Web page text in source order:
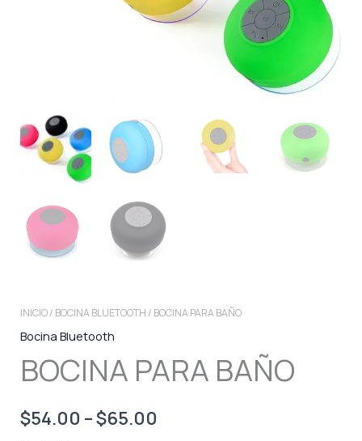
INICIO/ BOCINA BLUETOOTH / BOCINA PARA BAÑO
Bocina Bluetooth
BOCINA PARA BAÑO
$54.00 –$65.00